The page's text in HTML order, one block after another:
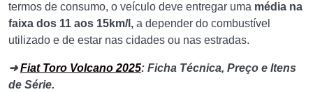
termos de consumo, o veículo deve entregar uma média na
faixa dos 11 aos 15km/l, a depender do combustível
utilizado e de estar nas cidades ou nas estradas.
➜ Fiat Toro Volcano 2025: Ficha Técnica, Preço e Itens
de Série.